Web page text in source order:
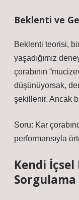
Beklenti ve
Beklenti teorisi,
yaşadığımız
çorabının
düşünüyorsak,
şekillenir. Ancak
Soru: Kar
performansıyla
Kendi
Sorgulama